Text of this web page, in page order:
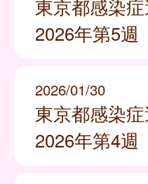
東京都感染
2026年第5週
2026/01/30
東京都感染
2026年第4週